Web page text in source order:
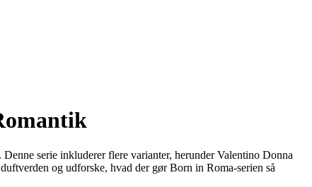
serie inkluderer flere varianter, herunder Valentino Donna
og udforske, hvad der gør Born in Roma-serien så